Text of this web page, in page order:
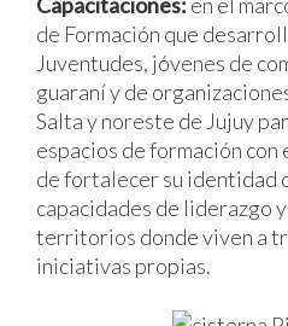
de Formación que
Juventudes, jóvenes de
guaraní y de
Salta y noreste de Jujuy
espacios de formación
de fortalecer su identidad
capacidades de liderazgo
territorios donde viven a
iniciativas propias.